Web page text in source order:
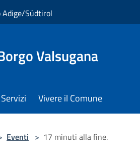
Adige/Südtirol
Valsugana
Servizi Vivere il Comune
Eventi > 17 minuti alla fine.